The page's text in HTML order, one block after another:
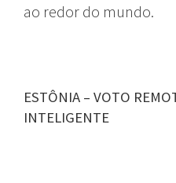
ao redor do mundo.
ESTÔNIA – VOTO
INTELIGENTE